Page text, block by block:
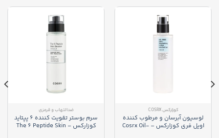
کوزارکس COSRX
لوسیون آبرسان و مرطوب کننده
اویل فری کوزارکس – Cosrx Oil-
ضدالتهاب و قرمزی
سرم بوستر تقویت کننده 6 پپتاید
کوزارکس – The 6 Peptide Skin